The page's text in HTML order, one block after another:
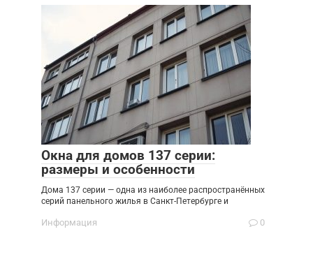
Окна для домов 137 серии:
размеры и особенности
Дома 137 серии — одна из наиболее распространённых
серий панельного жилья в Санкт-Петербурге и
Информация 0